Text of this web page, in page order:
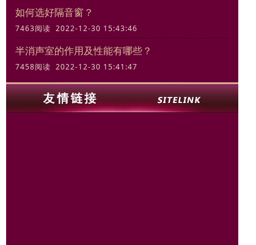
如何选好隔音窗？
7463阅读 2022-12-30 15:43:46
半消声室的作用及性能有哪些？
7458阅读 2022-12-30 15:41:47